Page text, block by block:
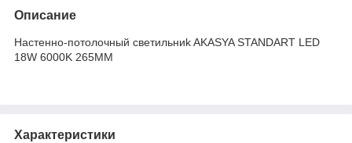
Описание
Настенно-потолочный светильниk AKASYA STANDART LED
18W 6000K 265MM
Характеристики